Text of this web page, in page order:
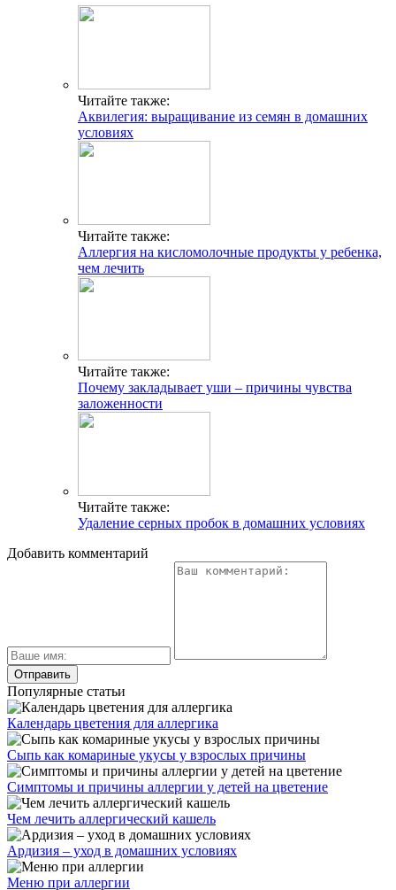
Читайте также:
Аквилегия: выращивание из семян в домашних
условиях
Читайте также:
Аллергия на кисломолочные продукты у ребенка,
чем лечить
Читайте также:
Почему закладывает уши – причины чувства
заложенности
Читайте также:
Удаление серных пробок в домашних условиях
Добавить комментарий
Популярные статьи
Календарь цветения для аллергика
Сыпь как комариные укусы у взрослых причины
Симптомы и причины аллергии у детей на цветение
Чем лечить аллергический кашель
Ардизия – уход в домашних условиях
Меню при аллергии